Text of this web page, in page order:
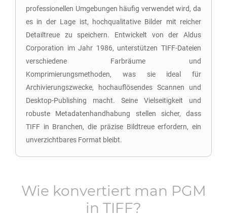
professionellen Umgebungen häufig verwendet wird, da
es in der Lage ist, hochqualitative Bilder mit reicher
Detailtreue zu speichern. Entwickelt von der Aldus
Corporation im Jahr 1986, unterstützen TIFF-Dateien
verschiedene Farbräume und
Komprimierungsmethoden, was sie ideal für
Archivierungszwecke, hochauflösendes Scannen und
Desktop-Publishing macht. Seine Vielseitigkeit und
robuste Metadatenhandhabung stellen sicher, dass
TIFF in Branchen, die präzise Bildtreue erfordern, ein
unverzichtbares Format bleibt.
Wie konvertiert man PGM
in TIFF?